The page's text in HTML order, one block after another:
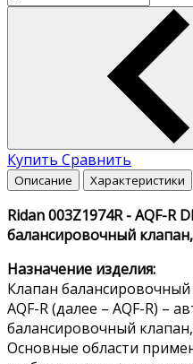
Купить Сравнить
Описание Характеристики
Ridan 003Z1974R - AQF-
балансировочный
Назначение изделия:
Клапан
AQF-R (далее – AQF-R) –
балансировочный
Основные области